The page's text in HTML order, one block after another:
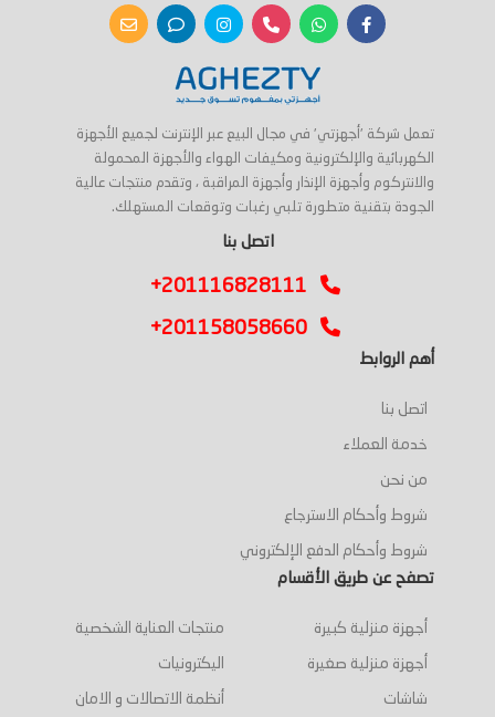
تعمل شركة 'أجهزتي' في مجال البيع عبر الإنترنت لجميع الأجهزة
الكهربائية والإلكترونية ومكيفات الهواء والأجهزة المحمولة
والانتركوم وأجهزة الإنذار وأجهزة المراقبة ، وتقدم منتجات عالية
الجودة بتقنية متطورة تلبي رغبات وتوقعات المستهلك.
اتصل بنا
+201116828111
+201158058660
أهم الروابط
اتصل بنا
خدمة العملاء
من نحن
شروط وأحكام الاسترجاع
شروط وأحكام الدفع الإلكتروني
تصفح عن طريق الأقسام
أجهزة منزلية كبيرة
أجهزة منزلية صغيرة
شاشات
منتجات العناية الشخصية
اليكترونيات
أنظمة الاتصالات و الامان